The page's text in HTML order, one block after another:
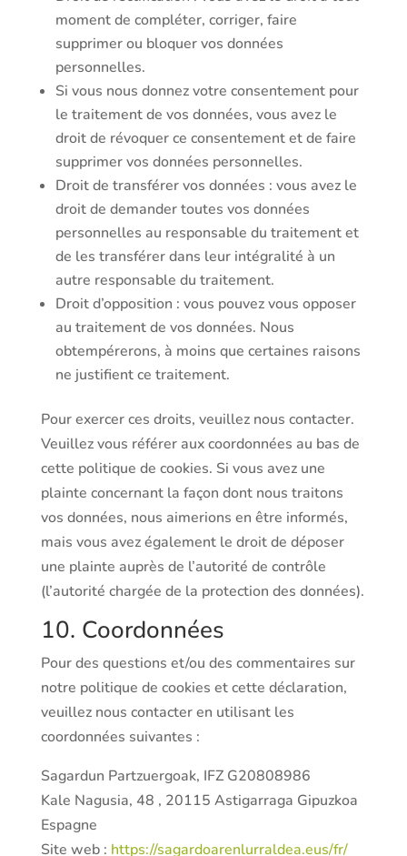
moment de compléter, corriger, faire
supprimer ou bloquer vos données
personnelles.
Si vous nous donnez votre consentement pour
le traitement de vos données, vous avez le
droit de révoquer ce consentement et de faire
supprimer vos données personnelles.
Droit de transférer vos données : vous avez le
droit de demander toutes vos données
personnelles au responsable du traitement et
de les transférer dans leur intégralité à un
autre responsable du traitement.
Droit d’opposition : vous pouvez vous opposer
au traitement de vos données. Nous
obtempérerons, à moins que certaines raisons
ne justifient ce traitement.
Pour exercer ces droits, veuillez nous contacter.
Veuillez vous référer aux coordonnées au bas de
cette politique de cookies. Si vous avez une
plainte concernant la façon dont nous traitons
vos données, nous aimerions en être informés,
mais vous avez également le droit de déposer
une plainte auprès de l’autorité de contrôle
(l’autorité chargée de la protection des données).
10. Coordonnées
Pour des questions et/ou des commentaires sur
notre politique de cookies et cette déclaration,
veuillez nous contacter en utilisant les
coordonnées suivantes :
Sagardun Partzuergoak, IFZ G20808986
Kale Nagusia, 48 , 20115 Astigarraga Gipuzkoa
Espagne
Site web : https://sagardoarenlurraldea.eus/fr/